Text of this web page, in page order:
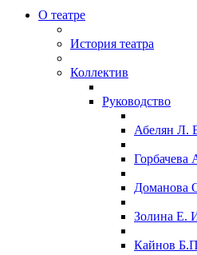
О театре
История театра
Коллектив
Руководство
Абелян Л.
Горбачева
Доманова
Золина Е.
Кайнов